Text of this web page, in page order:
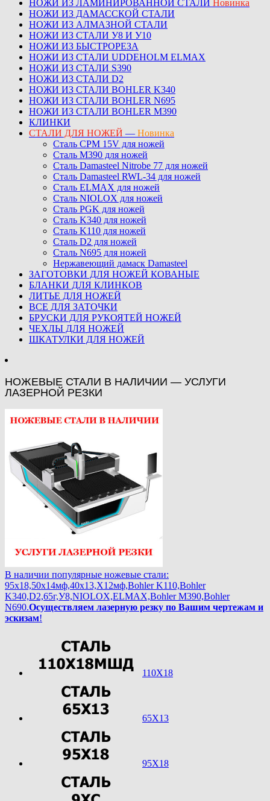
НОЖИ ИЗ ЛАМИНИРОВАННОЙ СТАЛИ Новинка
НОЖИ ИЗ ДАМАССКОЙ СТАЛИ
НОЖИ ИЗ АЛМАЗНОЙ СТАЛИ
НОЖИ ИЗ СТАЛИ У8 И У10
НОЖИ ИЗ БЫСТРОРЕЗА
НОЖИ ИЗ СТАЛИ UDDEHOLM ELMAX
НОЖИ ИЗ СТАЛИ S390
НОЖИ ИЗ СТАЛИ D2
НОЖИ ИЗ СТАЛИ BOHLER K340
НОЖИ ИЗ СТАЛИ BOHLER N695
НОЖИ ИЗ СТАЛИ BOHLER M390
КЛИНКИ
СТАЛИ ДЛЯ НОЖЕЙ — Новинка
Сталь CPM 15V для ножей
Сталь M390 для ножей
Сталь Damasteel Nitrobe 77 для ножей
Сталь Damasteel RWL-34 для ножей
Сталь ELMAX для ножей
Сталь NIOLOX для ножей
Сталь PGK для ножей
Сталь K340 для ножей
Сталь K110 для ножей
Сталь D2 для ножей
Сталь N695 для ножей
Нержавеющий дамаск Damasteel
ЗАГОТОВКИ ДЛЯ НОЖЕЙ КОВАНЫЕ
БЛАНКИ ДЛЯ КЛИНКОВ
ЛИТЬЕ ДЛЯ НОЖЕЙ
ВСЕ ДЛЯ ЗАТОЧКИ
БРУСКИ ДЛЯ РУКОЯТЕЙ НОЖЕЙ
ЧЕХЛЫ ДЛЯ НОЖЕЙ
ШКАТУЛКИ ДЛЯ НОЖЕЙ
НОЖЕВЫЕ СТАЛИ В НАЛИЧИИ — УСЛУГИ
ЛАЗЕРНОЙ РЕЗКИ
В наличии популярные ножевые стали:
95х18,50х14мф,40х13,Х12мф,Bohler K110,Bohler
K340,D2,65г,У8,NIOLOX,ELMAX,Bohler М390,Bohler
N690.Осуществляем лазерную резку по Вашим чертежам и
эскизам!
110Х18
65Х13
95Х18